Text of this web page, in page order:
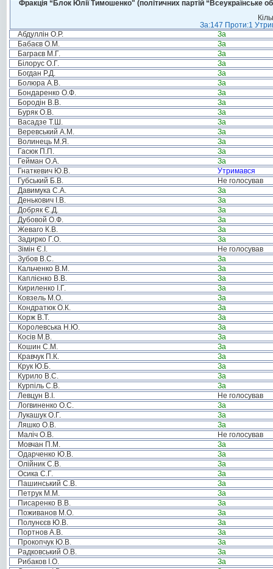
Фракція “Блок Юлії Тимошенко" (політичних партій “Всеукраїнське
За:147 Проти:1
Абдуллін О.Р.
За
Бабаєв О.М.
За
Баграєв М.Г.
За
Білорус О.Г.
За
Богдан Р.Д.
За
Болюра А.В.
За
Бондаренко О.Ф.
За
Бородін В.В.
За
Буряк О.В.
За
Васадзе Т.Ш.
За
Веревський А.М.
За
Волинець М.Я.
За
Гасюк П.П.
За
Гейман О.А.
За
Гнаткевич Ю.В.
Утримався
Губський Б.В.
Не голосував
Давимука С.А.
За
Денькович І.В.
За
Добряк Є.Д.
За
Дубовой О.Ф.
За
Жеваго К.В.
За
Задирко Г.О.
За
Зімін Є.І.
Не голосував
Зубов В.С.
За
Кальченко В.М.
За
Каплієнко В.В.
За
Кириленко І.Г.
За
Ковзель М.О.
За
Кондратюк О.К.
За
Корж В.Т.
За
Королевська Н.Ю.
За
Косів М.В.
За
Кошин С.М.
За
Кравчук П.К.
За
Крук Ю.Б.
За
Курило В.С.
За
Курпіль С.В.
За
Левцун В.І.
Не голосував
Логвиненко О.С.
За
Лукашук О.Г.
За
Ляшко О.В.
За
Маліч О.В.
Не голосував
Мовчан П.М.
За
Одарченко Ю.В.
За
Олійник С.В.
За
Осика С.Г.
За
Пашинський С.В.
За
Петрук М.М.
За
Писаренко В.В.
За
Поживанов М.О.
За
Полунєєв Ю.В.
За
Портнов А.В.
За
Прокопчук Ю.В.
За
Радковський О.В.
За
Рибаков І.О.
За